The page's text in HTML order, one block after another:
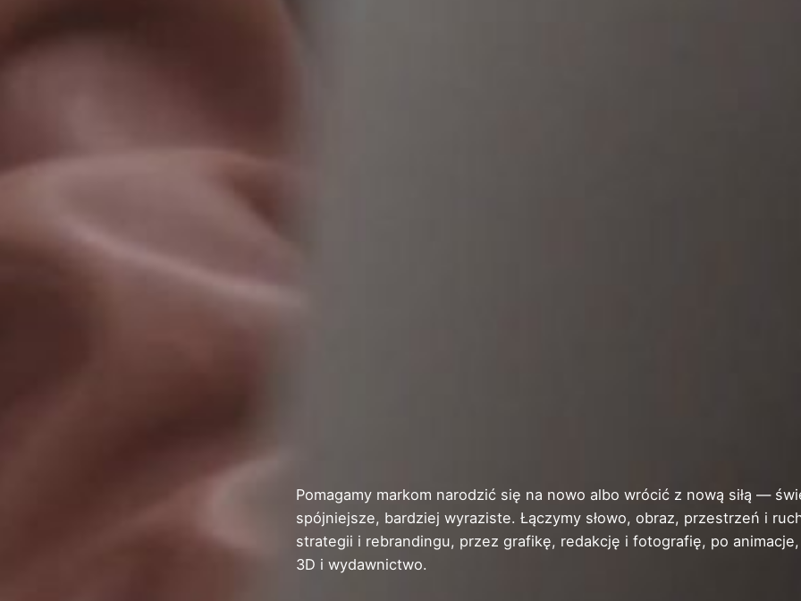
Pomagamy markom narodzić się na nowo albo wrócić z nową siłą —
spójniejsze, bardziej wyraziste. Łączymy słowo, obraz, przestrzeń i
strategii i rebrandingu, przez grafikę, redakcję i fotografię, po
3D i wydawnictwo.